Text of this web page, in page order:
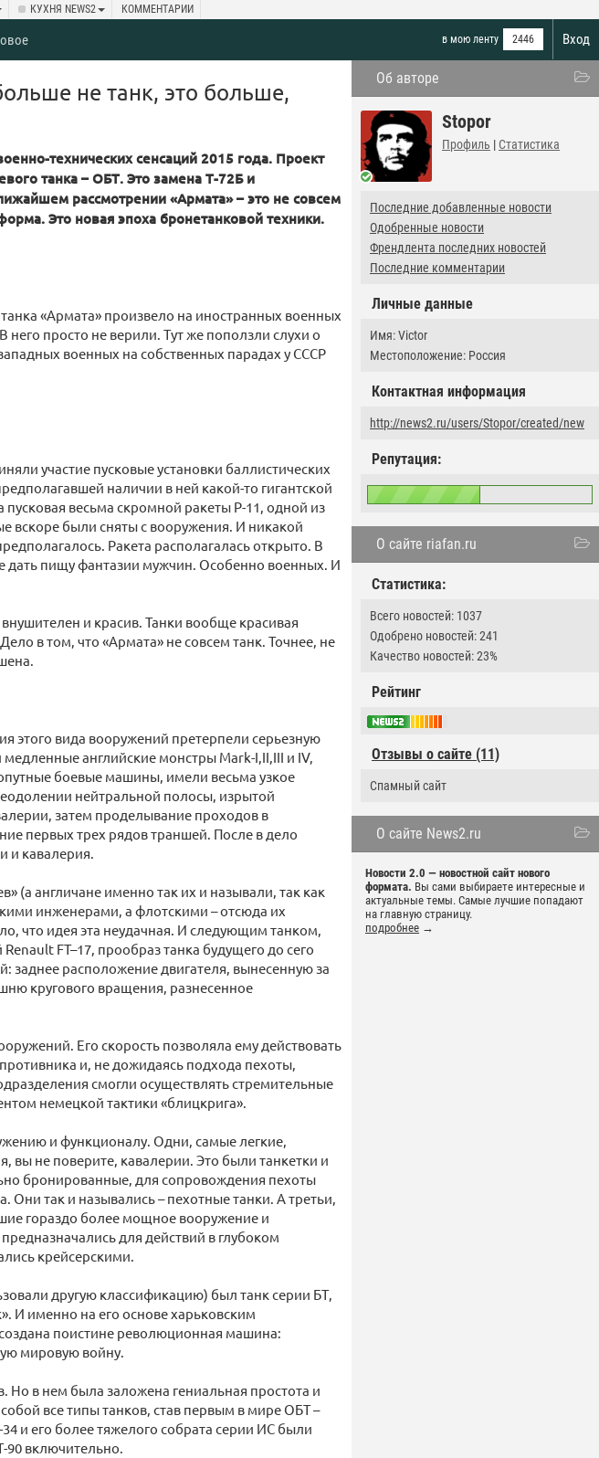
КУХНЯ NEWS2 КОММЕНТАРИИ
Вход
в мою ленту 2446
Об авторе
Stopor
Профиль | Статистика
Последние добавленные новости
Одобренные новости
Френдлента последних новостей
Последние комментарии
Личные данные
Имя: Victor
Местоположение: Россия
Контактная информация
http://news2.ru/users/Stopor/created/new
Репутация:
О сайте riafan.ru
Статистика:
Всего новостей: 1037
Одобрено новостей: 241
Качество новостей: 23%
Рейтинг
Отзывы о сайте (11)
Спамный сайт
О сайте News2.ru
Новости 2.0 — новостной сайт нового
формата. Вы сами выбираете интересные и
актуальные темы. Самые лучшие попадают
на главную страницу.
подробнее →
не танк, это больше,
технических сенсаций 2015 года. Проект
танка – ОБТ. Это замена Т-72Б и
рассмотрении «Армата» – это не совсем
Это новая эпоха бронетанковой техники.
«Армата» произвело на иностранных военных
просто не верили. Тут же поползли слухи о
военных на собственных парадах у СССР
участие пусковые установки баллистических
наличии в ней какой-то гигантской
весьма скромной ракеты Р-11, одной из
вскоре были сняты с вооружения. И никакой
Ракета располагалась открыто. В
дать пищу фантазии мужчин. Особенно военных. И
и красив. Танки вообще красивая
в том, что «Армата» не совсем танк. Точнее, не
этого вида вооружений претерпели серьезную
английские монстры Mark-I,II,III и IV,
боевые машины, имели весьма узкое
нейтральной полосы, изрытой
затем проделывание проходов в
первых трех рядов траншей. После в дело
и кавалерия.
(а англичане именно так их и называли, так как
инженерами, а флотскими – отсюда их
что идея эта неудачная. И следующим танком,
FT–17, прообраз танка будущего до сего
заднее расположение двигателя, вынесенную за
кругового вращения, разнесенное
Его скорость позволяла ему действовать
и, не дожидаясь подхода пехоты,
смогли осуществлять стремительные
немецкой тактики «блицкрига».
и функционалу. Одни, самые легкие,
вы не поверите, кавалерии. Это были танкетки и
бронированные, для сопровождения пехоты
так и назывались – пехотные танки. А третьи,
гораздо более мощное вооружение и
для действий в глубоком
крейсерскими.
другую классификацию) был танк серии БТ,
И именно на его основе харьковским
поистине революционная машина:
мировую войну.
в нем была заложена гениальная простота и
все типы танков, став первым в мире ОБТ –
и его более тяжелого собрата серии ИС были
90 включительно.